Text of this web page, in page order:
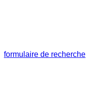
formulaire de recherche